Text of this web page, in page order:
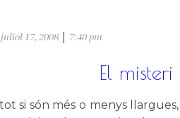
juliol 17, 2008 7:40 pm
El
si són més o menys